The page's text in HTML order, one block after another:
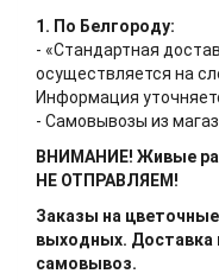
1. По Белгороду:
- «Стандартная
осуществляется на
Информация
- Самовывозы из
ВНИМАНИЕ! Живые
НЕ ОТПРАВЛЯЕМ!
Заказы на
выходных. Доставка
самовывоз.